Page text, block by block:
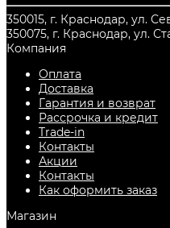
350015, г. Краснодар, ул.
350075, г. Краснодар, ул.
Компания
Оплата
Доставка
Гарантия и возврат
Рассрочка и кредит
Trade-in
Контакты
Акции
Контакты
Как оформить заказ
Магазин